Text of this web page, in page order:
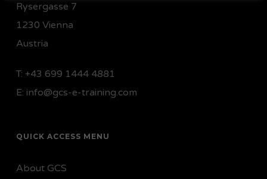
Rysergasse 7
1230 Vienna
Austria
T: +43 699 1444 4881
E: info@gcs-e-training.com
QUICK ACCESS MENU
About GCS